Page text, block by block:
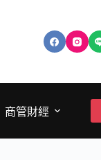
商管財經